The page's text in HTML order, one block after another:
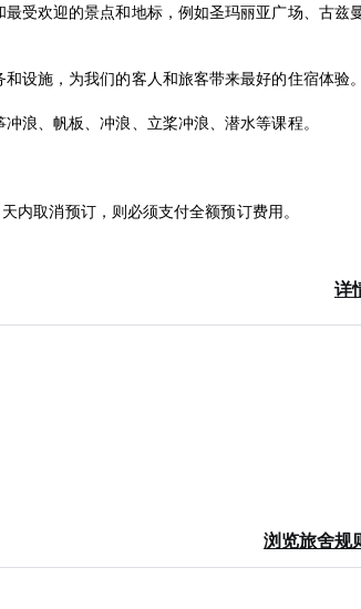
受欢迎的景点和地标，例如圣玛丽亚广场、古兹
设施，为我们的客人和旅客带来最好的住宿体验
浪、帆板、冲浪、立桨冲浪、潜水等课程。
取消预订，则必须支付全额预订费用。
外费用。如果您想延长住宿时间，则必须通知前
详
浏览旅舍规